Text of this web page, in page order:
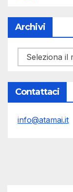
Archivi
Archivi
Contattaci
info@atamai.it